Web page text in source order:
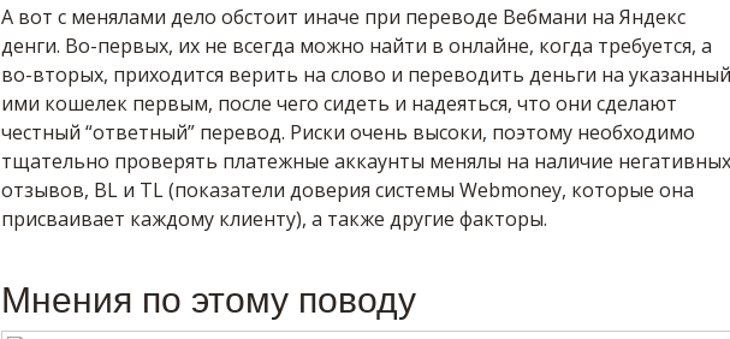
А вот с менялами дело обстоит иначе при переводе Вебмани на Яндекс
денги. Во-первых, их не всегда можно найти в онлайне, когда требуется, а
во-вторых, приходится верить на слово и переводить деньги на указанный
ими кошелек первым, после чего сидеть и надеяться, что они сделают
честный “ответный” перевод. Риски очень высоки, поэтому необходимо
тщательно проверять платежные аккаунты менялы на наличие негативных
отзывов, BL и TL (показатели доверия системы Webmoney, которые она
присваивает каждому клиенту), а также другие факторы.
Мнения по этому поводу